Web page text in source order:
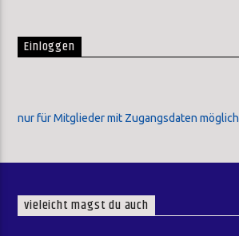
Einloggen
nur für Mitglieder mit Zugangsdaten möglich
vieleicht magst du auch